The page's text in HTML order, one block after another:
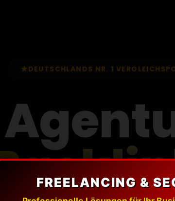
FREELANCING &
DEUTSCHLANDS NR. 1